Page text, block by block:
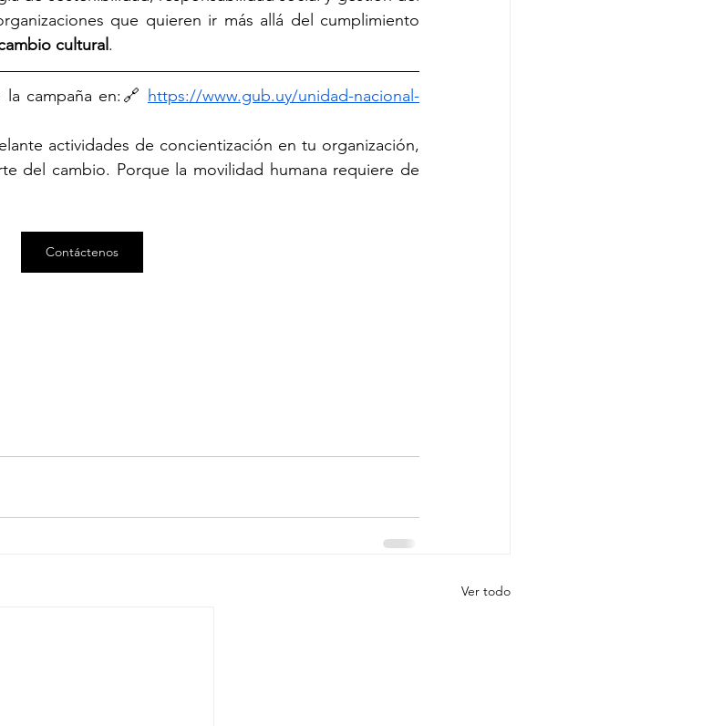
que quieren ir más allá del cumplimiento
cultural.
la campaña en:🔗 https://www.gub.uy/unidad-nacional-
del cambio. Porque la movilidad humana requiere de
Contáctenos
Ver todo